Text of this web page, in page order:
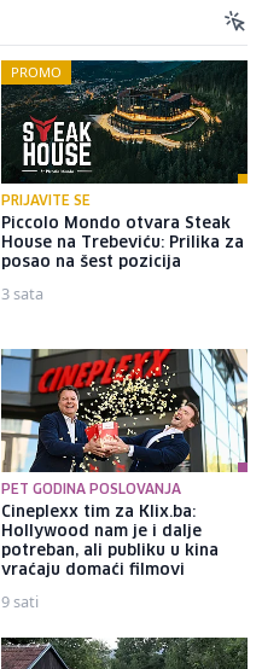
PROMO
PRIJAVITE SE
Piccolo Mondo otvara Steak
House na Trebeviću: Prilika za
posao na šest pozicija
3 sata
PET GODINA POSLOVANJA
Cineplexx tim za Klix.ba:
Hollywood nam je i dalje
potreban, ali publiku u kina
vraćaju domaći filmovi
9 sati